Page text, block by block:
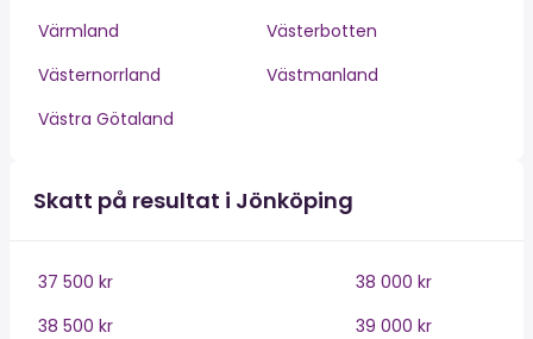
Värmland
Västerbotten
Västernorrland
Västmanland
Västra Götaland
Skatt på resultat i Jönköping
37 500 kr
38 000 kr
38 500 kr
39 000 kr